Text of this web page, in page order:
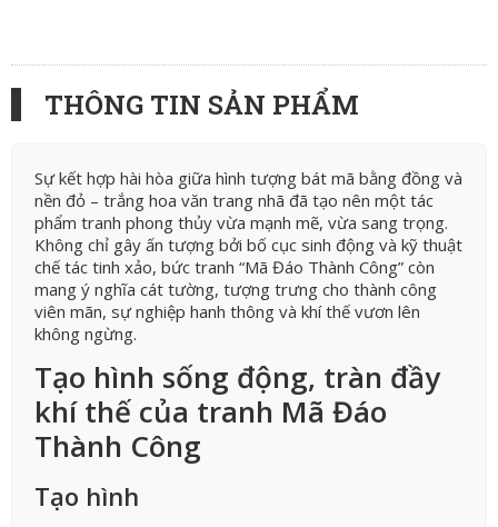
THÔNG TIN SẢN PHẨM
Sự kết hợp hài hòa giữa hình tượng bát mã bằng đồng và
nền đỏ – trắng hoa văn trang nhã đã tạo nên một tác
phẩm tranh phong thủy vừa mạnh mẽ, vừa sang trọng.
Không chỉ gây ấn tượng bởi bố cục sinh động và kỹ thuật
chế tác tinh xảo, bức tranh “Mã Đáo Thành Công” còn
mang ý nghĩa cát tường, tượng trưng cho thành công
viên mãn, sự nghiệp hanh thông và khí thế vươn lên
không ngừng.
Tạo hình sống động, tràn đầy
khí thế của tranh Mã Đáo
Thành Công
Tạo hình